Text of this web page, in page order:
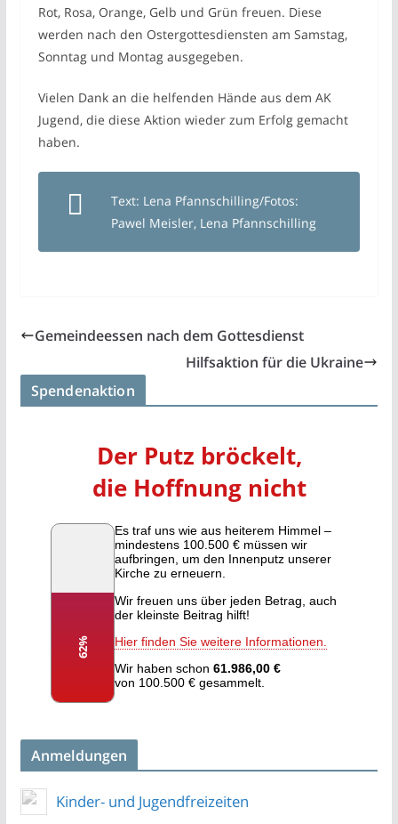
Rot, Rosa, Orange, Gelb und Grün freuen. Diese
werden nach den Ostergottesdiensten am Samstag,
Sonntag und Montag ausgegeben.
Vielen Dank an die helfenden Hände aus dem AK
Jugend, die diese Aktion wieder zum Erfolg gemacht
haben.
Text: Lena Pfannschilling/Fotos:
Pawel Meisler, Lena Pfannschilling
Gemeindeessen nach dem Gottesdienst
Hilfsaktion für die Ukraine
Spendenaktion
Anmeldungen
Kinder- und Jugendfreizeiten